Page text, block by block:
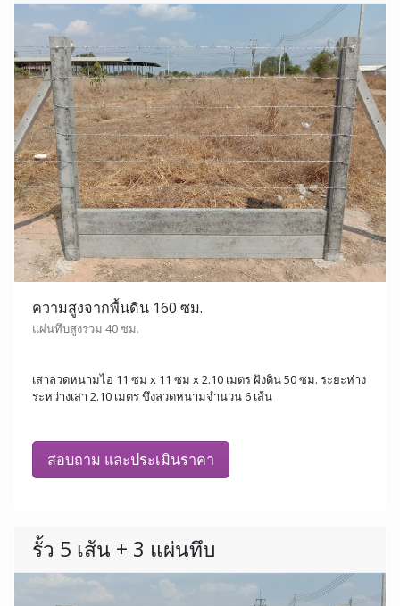
ความสูงจากพื้นดิน 160 ซม.
แผ่นทึบสูงรวม 40 ซม.
เสาลวดหนามไอ 11 ซม x 11 ซม x 2.10 เมตร ฝังดิน 50 ซม. ระยะห่าง
ระหว่างเสา 2.10 เมตร ขึงลวดหนามจำนวน 6 เส้น
สอบถาม และประเมินราคา
รั้ว 5 เส้น + 3 แผ่นทึบ